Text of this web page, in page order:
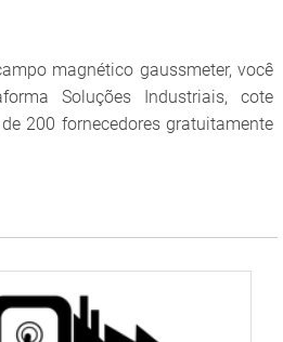
magnético gaussmeter, você
Soluções Industriais, cote
200 fornecedores gratuitamente